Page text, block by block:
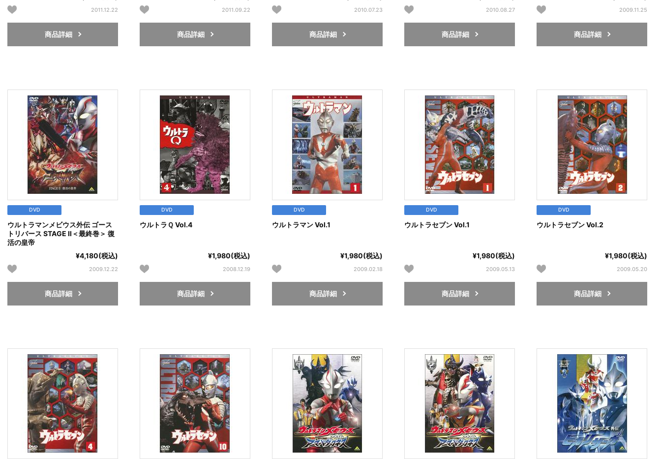
2011.12.22
商品詳細
2011.09.22
商品詳細
2010.07.23
商品詳細
2010.08.27
商品詳細
2009.11.25
商品詳細
DVD
ウルトラマンメビウス外伝 ゴース
トリバース STAGE Ⅱ＜最終巻＞ 復
活の皇帝
¥4,180(税込)
2009.12.22
商品詳細
DVD
ウルトラＱ Vol.4
¥1,980(税込)
2008.12.19
商品詳細
DVD
ウルトラマン Vol.1
¥1,980(税込)
2009.02.18
商品詳細
DVD
ウルトラセブン Vol.1
¥1,980(税込)
2009.05.13
商品詳細
DVD
ウルトラセブン Vol.2
¥1,980(税込)
2009.05.20
商品詳細